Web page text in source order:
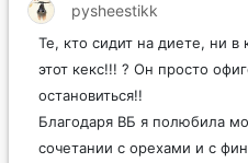
pysheestikk
Те, кто сидит на диете, ни в
этот кекс!!! ? Он просто
остановиться!!
Благодаря ВБ я полюбила
сочетании с орехами и с